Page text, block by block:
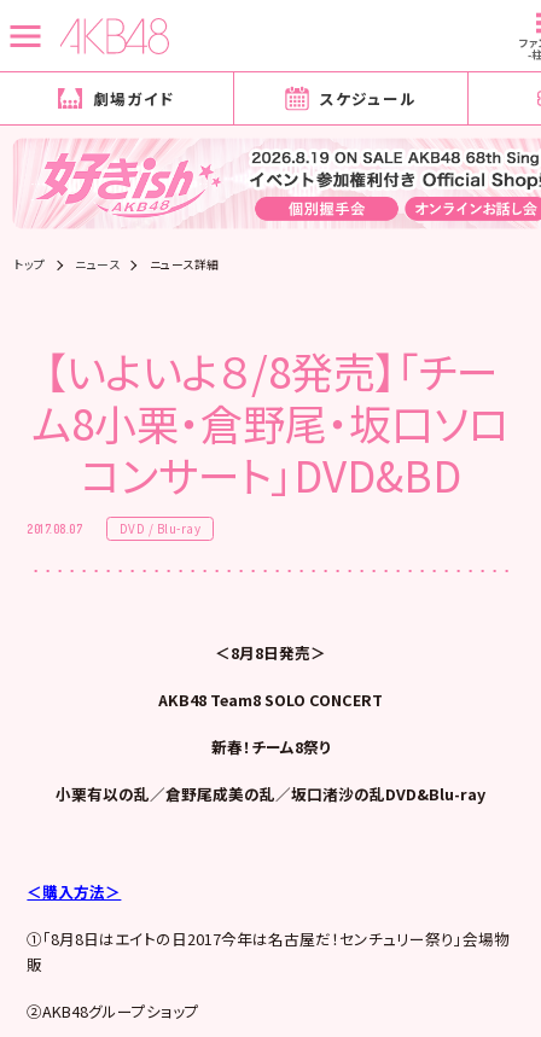
ファ
-
劇場ガイド スケジュール
トップ ニュース ニュース詳細
【いよいよ８/8発売】｢チー
ム8小栗・倉野尾・坂口ソロ
コンサート」DVD&BD
2017.08.07 DVD / Blu-ray
＜8月8日発売＞
AKB48 Team8 SOLO CONCERT
新春！チーム8祭り
小栗有以の乱／倉野尾成美の乱／坂口渚沙の乱DVD&Blu-ray
＜購入方法＞
①「8月8日はエイトの日2017今年は名古屋だ！センチュリー祭り」会場物
販
②AKB48グループショップ